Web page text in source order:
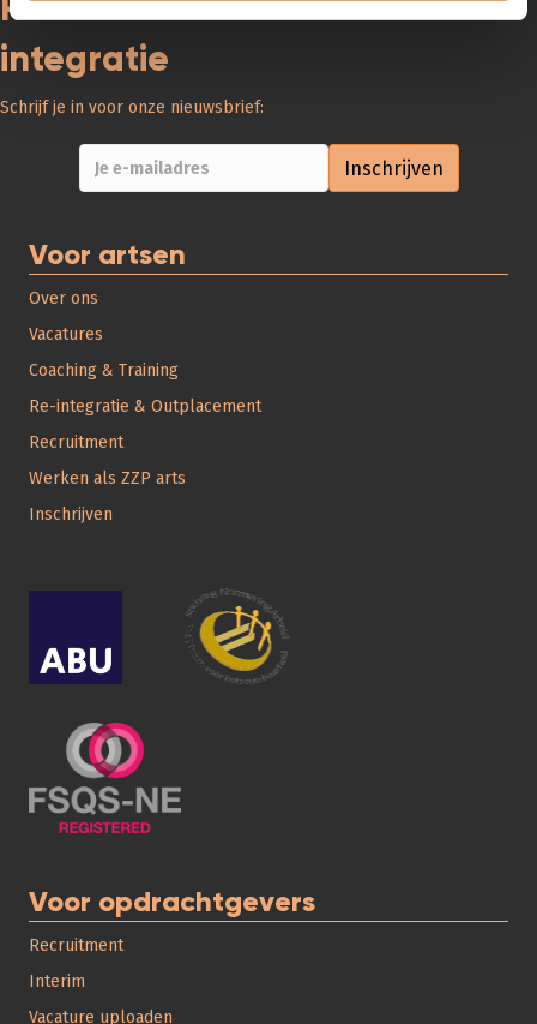
c
integratie
Schrijf je in voor onze nieuwsbrief:
Voor artsen
Over ons
Vacatures
Coaching & Training
Re-integratie & Outplacement
Recruitment
Werken als ZZP arts
Inschrijven
Voor opdrachtgevers
Recruitment
Interim
Vacature uploaden